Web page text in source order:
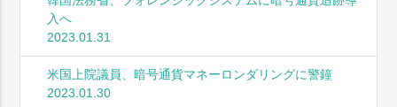
入へ
2023.01.31
米国上院議員、暗号通貨マネーロンダリングに警鐘
2023.01.30